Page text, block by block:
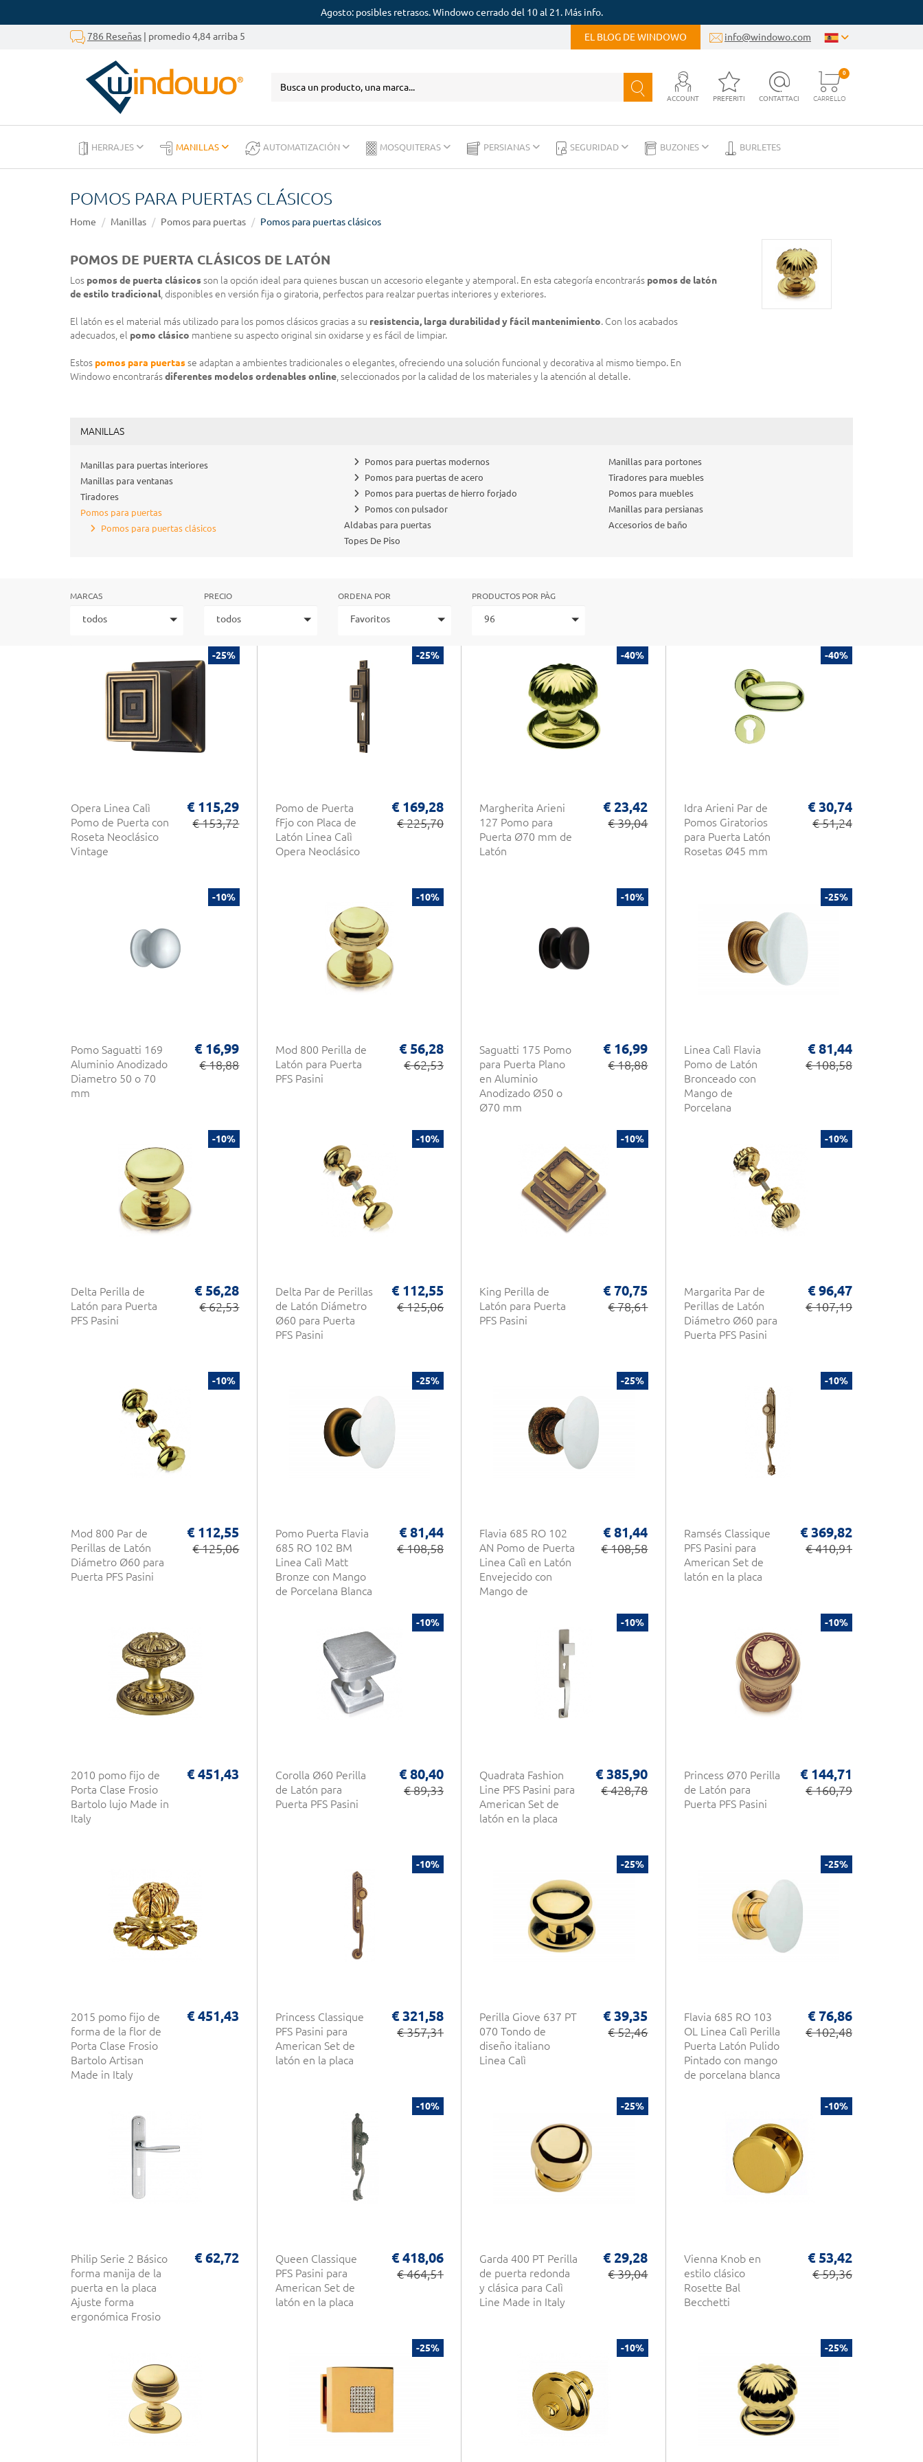
Agosto: posibles retrasos. Windowo cerrado del 10 al 21. Más info.
786 Reseñas | promedio 4,84 arriba 5 EL BLOG DE WINDOWO info@windowo.com
ACCOUNT PREFERITI CONTATTACI CARRELLO
0
HERRAJES MANILLAS AUTOMATIZACIÓN MOSQUITERAS PERSIANAS SEGURIDAD BUZONES BURLETES
POMOS PARA PUERTAS CLÁSICOS
Home Manillas Pomos para puertas Pomos para puertas clásicos
POMOS DE PUERTA CLÁSICOS DE LATÓN
Los pomos de puerta clásicosson la opción ideal para quienes buscan un accesorio elegante y atemporal. En esta categoría encontrarás pomos de latón
de estilo tradicional , disponibles en versión fija o giratoria, perfectos para realzar puertas interiores y exteriores.
El latón es el material más utilizado para los pomos clásicos gracias a su resistencia, larga durabilidad y fácil mantenimiento. Con los acabados
adecuados, el pomo clásico mantiene su aspecto original sin oxidarse y es fácil de limpiar.
Estos pomos para puertasse adaptan a ambientes tradicionales o elegantes, ofreciendo una solución funcional y decorativa al mismo tiempo. En
Windowo encontrarásdiferentes modelos ordenables online , seleccionados por la calidad de los materiales y la atención al detalle.
MANILLAS
Manillas para puertas interiores
Manillas para ventanas
Tiradores
Pomos para puertas
Pomos para puertas clásicos
Pomos para puertas modernos
Pomos para puertas de acero
Pomos para puertas de hierro forjado
Pomos con pulsador
Aldabas para puertas
Topes De Piso
Manillas para portones
Tiradores para muebles
Pomos para muebles
Manillas para persianas
Accesorios de baño
MARCAS
todos
PRECIO
todos
ORDENA POR
Favoritos
PRODUCTOS POR PÀG
96
-25%
Opera Linea Calì
Pomo de Puerta con
Roseta Neoclásico
Vintage
€ 115,29
€ 153,72
-25%
Pomo de Puerta
fFjo con Placa de
Latón Linea Calì
Opera Neoclásico
€ 169,28
€ 225,70
-40%
Margherita Arieni
127 Pomo para
Puerta Ø70 mm de
Latón
€ 23,42
€ 39,04
-40%
Idra Arieni Par de
Pomos Giratorios
para Puerta Latón
Rosetas Ø45 mm
€ 30,74
€ 51,24
-10%
Pomo Saguatti 169
Aluminio Anodizado
Diametro 50 o 70
mm
€ 16,99
€ 18,88
-10%
Mod 800 Perilla de
Latón para Puerta
PFS Pasini
€ 56,28
€ 62,53
-10%
Saguatti 175 Pomo
para Puerta Plano
en Aluminio
Anodizado Ø50 o
Ø70 mm
€ 16,99
€ 18,88
-25%
Linea Calì Flavia
Pomo de Latón
Bronceado con
Mango de
Porcelana
€ 81,44
€ 108,58
-10%
Delta Perilla de
Latón para Puerta
PFS Pasini
€ 56,28
€ 62,53
-10%
Delta Par de Perillas
de Latón Diámetro
Ø60 para Puerta
PFS Pasini
€ 112,55
€ 125,06
-10%
King Perilla de
Latón para Puerta
PFS Pasini
€ 70,75
€ 78,61
-10%
Margarita Par de
Perillas de Latón
Diámetro Ø60 para
Puerta PFS Pasini
€ 96,47
€ 107,19
-10%
Mod 800 Par de
Perillas de Latón
Diámetro Ø60 para
Puerta PFS Pasini
€ 112,55
€ 125,06
-25%
Pomo Puerta Flavia
685 RO 102 BM
Linea Calì Matt
Bronze con Mango
de Porcelana Blanca
€ 81,44
€ 108,58
-25%
Flavia 685 RO 102
AN Pomo de Puerta
Linea Calì en Latón
Envejecido con
Mango de
€ 81,44
€ 108,58
-10%
Ramsés Classique
PFS Pasini para
American Set de
latón en la placa
€ 369,82
€ 410,91
2010 pomo fijo de
Porta Clase Frosio
Bartolo lujo Made in
Italy
€ 451,43
-10%
Corolla Ø60 Perilla
de Latón para
Puerta PFS Pasini
€ 80,40
€ 89,33
-10%
Quadrata Fashion
Line PFS Pasini para
American Set de
latón en la placa
€ 385,90
€ 428,78
-10%
Princess Ø70 Perilla
de Latón para
Puerta PFS Pasini
€ 144,71
€ 160,79
2015 pomo fijo de
forma de la flor de
Porta Clase Frosio
Bartolo Artisan
Made in Italy
€ 451,43
-10%
Princess Classique
PFS Pasini para
American Set de
latón en la placa
€ 321,58
€ 357,31
-25%
Perilla Giove 637 PT
070 Tondo de
diseño italiano
Linea Calì
€ 39,35
€ 52,46
-25%
Flavia 685 RO 103
OL Linea Calì Perilla
Puerta Latón Pulido
Pintado con mango
de porcelana blanca
€ 76,86
€ 102,48
Philip Serie 2 Básico
forma manija de la
puerta en la placa
Ajuste forma
ergonómica Frosio
€ 62,72
-10%
Queen Classique
PFS Pasini para
American Set de
latón en la placa
€ 418,06
€ 464,51
-25%
Garda 400 PT Perilla
de puerta redonda
y clásica para Calì
Line Made in Italy
€ 29,28
€ 39,04
-10%
Vienna Knob en
estilo clásico
Rosette Bal
Becchetti
€ 53,42
€ 59,36
-25% -10% -25%